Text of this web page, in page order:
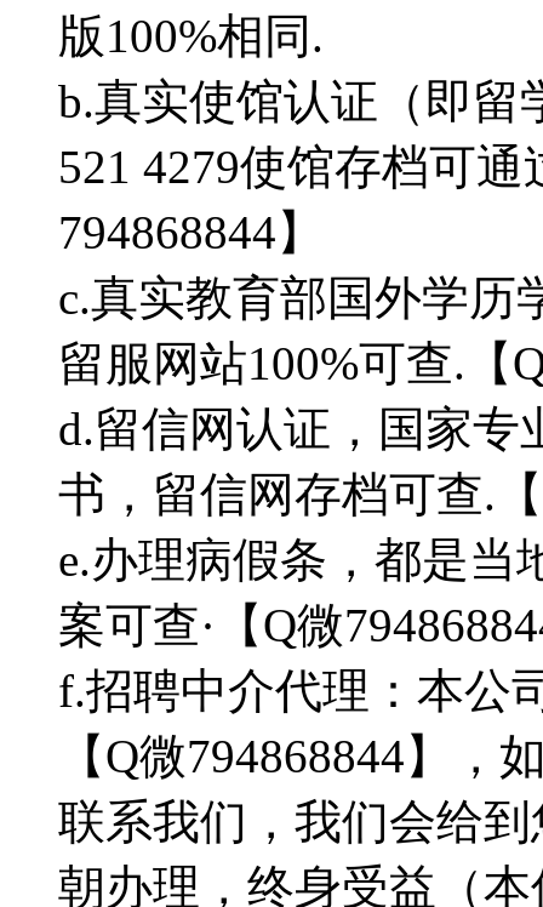
版100%相同.
b.真实使馆认证（即留
521 4279使馆存档可
794868844】
c.真实教育部国外学历
留服网站100%可查.【
d.留信网认证，国家
书，留信网存档可查.
e.办理病假条，都是当
案可查·【Q微
f.招聘中介代理：本公
【Q微794868844】
联系我们，我们会给
朝办理，终身受益（